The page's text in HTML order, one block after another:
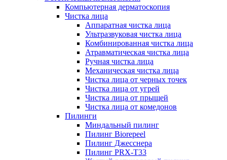
Компьютерная дерматоскопия
Чистка лица
Аппаратная чистка лица
Ультразвуковая чистка лица
Комбинированная чистка лица
Атравматическая чистка лица
Ручная чистка лица
Механическая чистка лица
Чистка лица от черных точек
Чистка лица от угрей
Чистка лица от прыщей
Чистка лица от комедонов
Пилинги
Миндальный пилинг
Пилинг Biorepeel
Пилинг Джесснера
Пилинг PRX-T33